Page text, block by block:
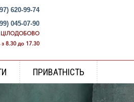
620-99-74
045-07-90
ЦІЛОДОБОВО
з 8.30 до 17.30
ПРИВАТНІСТЬ